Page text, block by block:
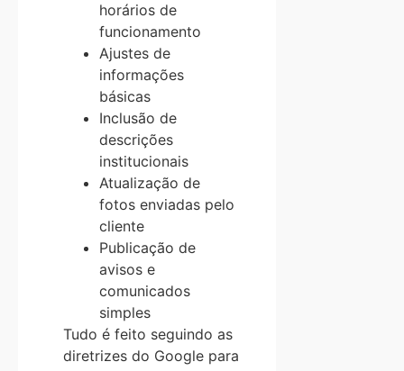
horários de
funcionamento
Ajustes de
informações
básicas
Inclusão de
descrições
institucionais
Atualização de
fotos enviadas pelo
cliente
Publicação de
avisos e
comunicados
simples
Tudo é feito seguindo as
diretrizes do Google para